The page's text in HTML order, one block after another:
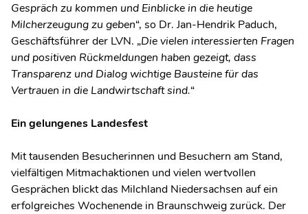
Gespräch zu kommen und Einblicke in die heutige
Milcherzeugung zu geben“, so Dr. Jan-Hendrik Paduch,
Geschäftsführer der LVN. „Die vielen interessierten Fragen
und positiven Rückmeldungen haben gezeigt, dass
Transparenz und Dialog wichtige Bausteine für das
Vertrauen in die Landwirtschaft sind.“
Ein gelungenes Landesfest
Mit tausenden Besucherinnen und Besuchern am Stand,
vielfältigen Mitmachaktionen und vielen wertvollen
Gesprächen blickt das Milchland Niedersachsen auf ein
erfolgreiches Wochenende in Braunschweig zurück. Der